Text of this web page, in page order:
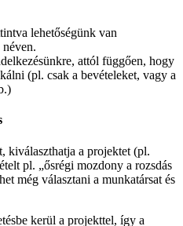
lehetőségünk van
attól függően, hogy
(pl. csak a bevételeket, vagy a
kiválaszthatja a projektet (pl.
pl. „ősrégi mozdony a rozsdás
még választani a munkatársat és
kerül a projekttel, így a